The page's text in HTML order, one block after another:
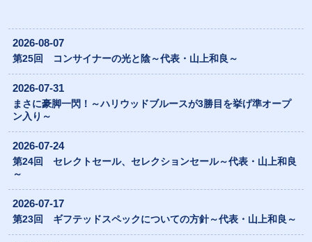
2026-08-07
第25回 コンサイナーの光と陰～代表・山上和良～
2026-07-31
まさに豪脚一閃！～ハリウッドブルースが3勝目を挙げ準オープ
ン入り～
2026-07-24
第24回 セレクトセール、セレクションセール～代表・山上和良
～
2026-07-17
第23回 ギフテッドスペックについての方針～代表・山上和良～